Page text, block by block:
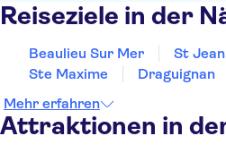
Reiseziele in der
Beaulieu Sur Mer St
Ste Maxime
Draguignan
Mehr erfahren
Attraktionen in